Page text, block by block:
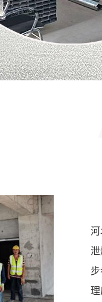
河
泄